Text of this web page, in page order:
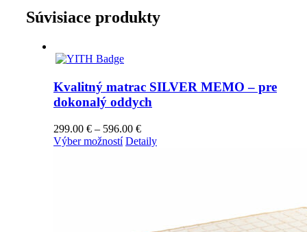
Súvisiace produkty
Kvalitný matrac SILVER MEMO – pre
dokonalý oddych
299.00 € – 596.00 €Price
range:
Výber možností Tento
Detaily